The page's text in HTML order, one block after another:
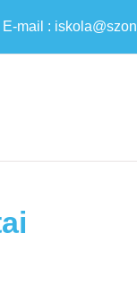
E-mail :